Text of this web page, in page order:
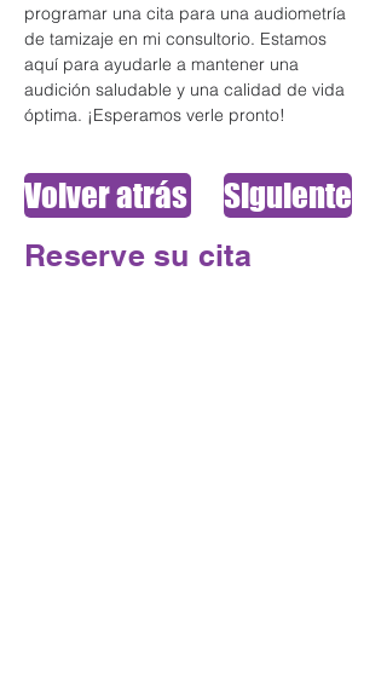
programar una cita para una audiometría
de tamizaje en mi consultorio. Estamos
aquí para ayudarle a mantener una
audición saludable y una calidad de vida
óptima. ¡Esperamos verle pronto!
Volver atrás Siguiente
Reserve su cita